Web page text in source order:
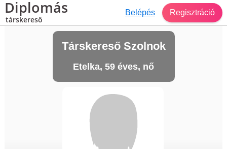
Diplomás
társkereső
Belépés Regisztráció
Társkereső Szolnok
Etelka, 59 éves, nő